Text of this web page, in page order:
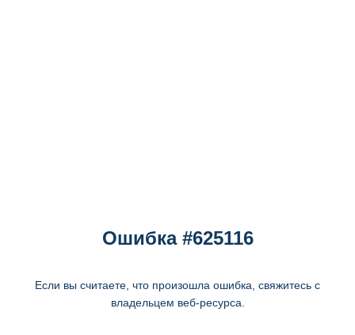
Ошибка #625116
Если вы считаете, что произошла ошибка, свяжитесь с
владельцем веб-ресурса.